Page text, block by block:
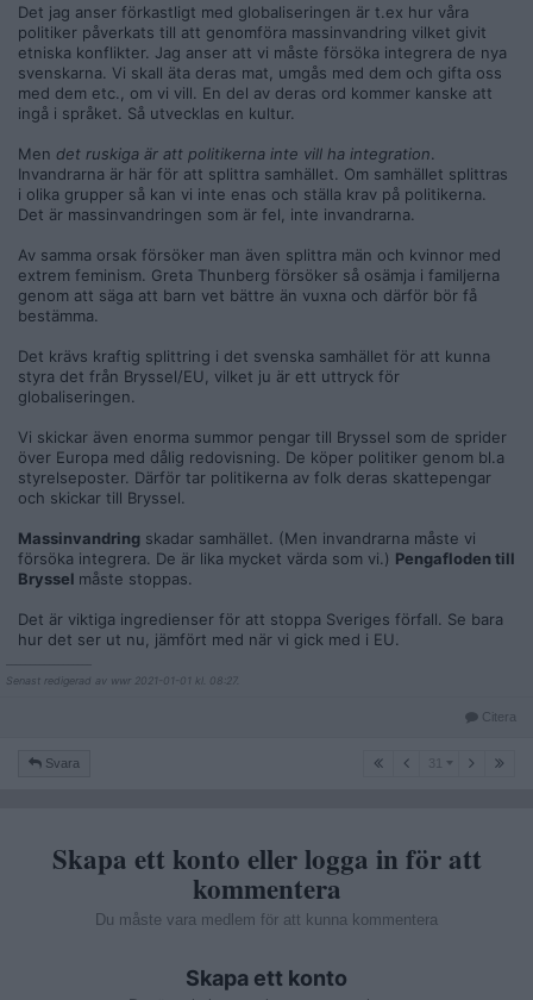
Det jag anser förkastligt med globaliseringen är t.ex hur våra
politiker påverkats till att genomföra massinvandring vilket givit
etniska konflikter. Jag anser att vi måste försöka integrera de nya
svenskarna. Vi skall äta deras mat, umgås med dem och gifta oss
med dem etc., om vi vill. En del av deras ord kommer kanske att
ingå i språket. Så utvecklas en kultur.
Men det ruskiga är att politikerna inte vill ha integration.
Invandrarna är här för att splittra samhället. Om samhället splittras
i olika grupper så kan vi inte enas och ställa krav på politikerna.
Det är massinvandringen som är fel, inte invandrarna.
Av samma orsak försöker man även splittra män och kvinnor med
extrem feminism. Greta Thunberg försöker så osämja i familjerna
genom att säga att barn vet bättre än vuxna och därför bör få
bestämma.
Det krävs kraftig splittring i det svenska samhället för att kunna
styra det från Bryssel/EU, vilket ju är ett uttryck för
globaliseringen.
Vi skickar även enorma summor pengar till Bryssel som de sprider
över Europa med dålig redovisning. De köper politiker genom bl.a
styrelseposter. Därför tar politikerna av folk deras skattepengar
och skickar till Bryssel.
Massinvandring skadar samhället. (Men invandrarna måste vi
försöka integrera. De är lika mycket värda som vi.) Pengafloden till
Bryssel måste stoppas.
Det är viktiga ingredienser för att stoppa Sveriges förfall. Se bara
hur det ser ut nu, jämfört med när vi gick med i EU.
Senast redigerad av wwr 2021-01-01 kl. 08:27.
Citera
Svara 31
Skapa ett konto eller logga in för att
kommentera
Du måste vara medlem för att kunna kommentera
Skapa ett konto